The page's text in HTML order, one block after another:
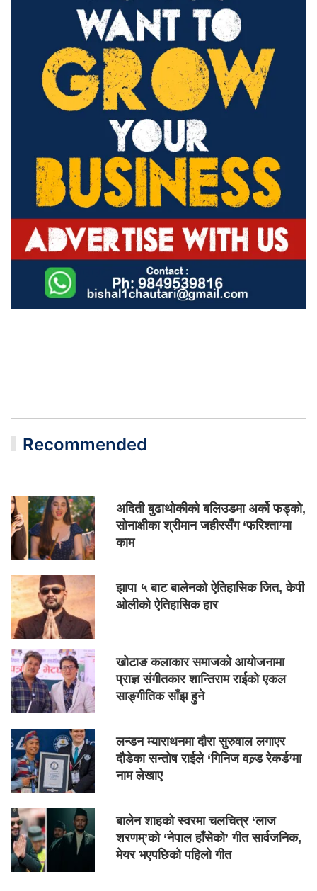
Recommended
अदिती बुढाथोकीको बलिउडमा अर्को फड्को,
सोनाक्षीका श्रीमान जहीरसँग ‘फरिश्ता’मा
काम
झापा ५ बाट बालेनको ऐतिहासिक जित, केपी
ओलीको ऐतिहासिक हार
खोटाङ कलाकार समाजको आयोजनामा
प्राज्ञ संगीतकार शान्तिराम राईको एकल
साङ्गीतिक साँझ हुने
लन्डन म्याराथनमा दौरा सुरुवाल लगाएर
दौडेका सन्तोष राईले ‘गिनिज वल्र्ड रेकर्ड’मा
नाम लेखाए
बालेन शाहको स्वरमा चलचित्र ‘लाज
शरणम्’को ‘नेपाल हाँसेको’ गीत सार्वजनिक,
मेयर भएपछिको पहिलो गीत